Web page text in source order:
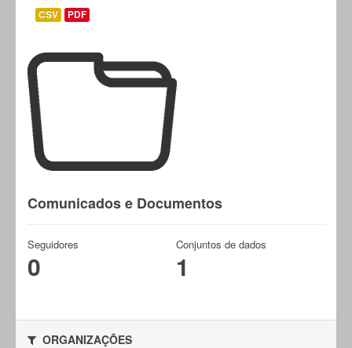
CSV PDF
Comunicados e Documentos
Seguidores
0
Conjuntos de dados
1
ORGANIZAÇÕES